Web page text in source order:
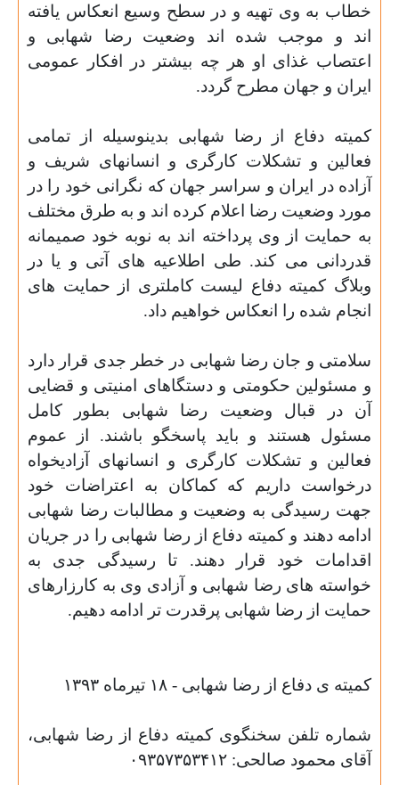
خطاب به وی تهیه و در سطح وسیع انعکاس یافته
اند و موجب شده اند وضعیت رضا شهابی و
اعتصاب غذای او هر چه بیشتر در افکار عمومی
ایران و جهان مطرح گردد.
کمیته دفاع از رضا شهابی بدینوسیله از تمامی
فعالین و تشکلات کارگری و انسانهای شریف و
آزاده در ایران و سراسر جهان که نگرانی خود را در
مورد وضعیت رضا اعلام کرده اند و به طرق مختلف
به حمایت از وی پرداخته اند به نوبه خود صمیمانه
قدردانی می کند. طی اطلاعیه های آتی و یا در
وبلاگ کمیته دفاع لیست کاملتری از حمایت های
انجام شده را انعکاس خواهیم داد.
سلامتی و جان رضا شهابی در خطر جدی قرار دارد
و مسئولین حکومتی و دستگاهای امنیتی و قضایی
آن در قبال وضعیت رضا شهابی بطور کامل
مسئول هستند و باید پاسخگو باشند. از عموم
فعالین و تشکلات کارگری و انسانهای آزادیخواه
درخواست داریم که کماکان به اعتراضات خود
جهت رسیدگی به وضعیت و مطالبات رضا شهابی
ادامه دهند و کمیته دفاع از رضا شهابی را در جریان
اقدامات خود قرار دهند. تا رسیدگی جدی به
خواسته های رضا شهابی و آزادی وی به کارزارهای
حمایت از رضا شهابی پرقدرت تر ادامه دهیم.
کمیته ی دفاع از رضا شهابی - ١۸ تیرماه ١٣٩٣
شماره تلفن سخنگوی کمیته دفاع از رضا شهابی،
آقای محمود صالحی: ٠٩٣۵٧٣۵٣۴١٢